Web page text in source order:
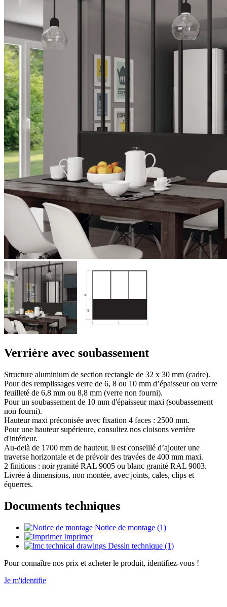
Verrière avec soubassement
Structure aluminium de section rectangle de 32 x 30 mm (cadre).
Pour des remplissages verre de 6, 8 ou 10 mm d’épaisseur ou verre
feuilleté de 6,8 mm ou 8,8 mm (verre non fourni).
Pour un soubassement de 10 mm d'épaisseur maxi (soubassement
non fourni).
Hauteur maxi préconisée avec fixation 4 faces : 2500 mm.
Pour une hauteur supérieure, consultez nos cloisons verrière
d'intérieur.
Au-delà de 1700 mm de hauteur, il est conseillé d’ajouter une
traverse horizontale et de prévoir des travées de 400 mm maxi.
2 finitions : noir granité RAL 9005 ou blanc granité RAL 9003.
Livrée à dimensions, non montée, avec joints, cales, clips et
équerres.
Documents techniques
Notice de montage (1)
Imprimer
Dessin technique (1)
Pour connaître nos prix et acheter le produit, identifiez-vous !
Je m'identifie